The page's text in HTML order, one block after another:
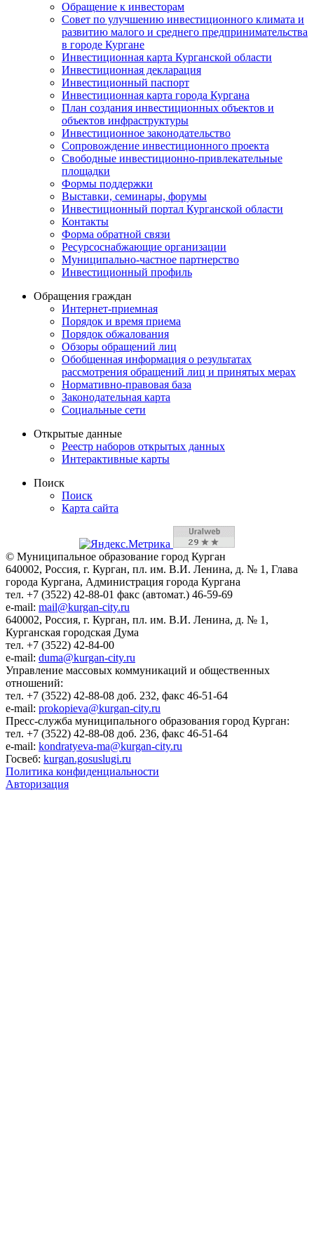
Обращение к инвесторам
Совет по улучшению инвестиционного климата и
развитию малого и среднего предпринимательства
в городе Кургане
Инвестиционная карта Курганской области
Инвестиционная декларация
Инвестиционный паспорт
Инвестиционная карта города Кургана
План создания инвестиционных объектов и
объектов инфраструктуры
Инвестиционное законодательство
Сопровождение инвестиционного проекта
Свободные инвестиционно-привлекательные
площадки
Формы поддержки
Выставки, семинары, форумы
Инвестиционный портал Курганской области
Контакты
Форма обратной связи
Ресурсоснабжающие организации
Муниципально-частное партнерство
Инвестиционный профиль
Обращения граждан
Интернет-приемная
Порядок и время приема
Порядок обжалования
Обзоры обращений лиц
Обобщенная информация о результатах
рассмотрения обращений лиц и принятых мерах
Нормативно-правовая база
Законодательная карта
Социальные сети
Открытые данные
Реестр наборов открытых данных
Интерактивные карты
Поиск
Поиск
Карта сайта
© Муниципальное образование город Курган
640002, Россия, г. Курган, пл. им. В.И. Ленина, д. № 1, Глава
города Кургана, Администрация города Кургана
тел. +7 (3522) 42-88-01 факс (автомат.) 46-59-69
e-mail: mail@kurgan-city.ru
640002, Россия, г. Курган, пл. им. В.И. Ленина, д. № 1,
Курганская городская Дума
тел. +7 (3522) 42-84-00
e-mail: duma@kurgan-city.ru
Управление массовых коммуникаций и общественных
отношений:
тел. +7 (3522) 42-88-08 доб. 232, факс 46-51-64
e-mail: prokopieva@kurgan-city.ru
Пресс-служба муниципального образования город Курган:
тел. +7 (3522) 42-88-08 доб. 236, факс 46-51-64
e-mail: kondratyeva-ma@kurgan-city.ru
Госвеб: kurgan.gosuslugi.ru
Политика конфиденциальности
Авторизация